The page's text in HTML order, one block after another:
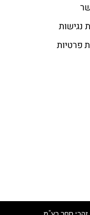
נגישות
פרטיות